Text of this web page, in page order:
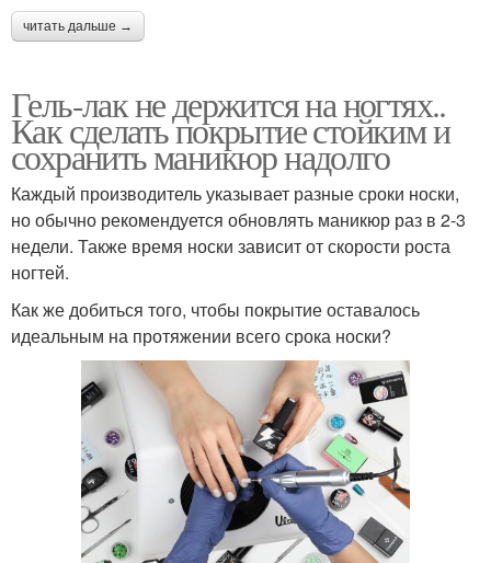
читать дальше →
Гель-лак не держится на ногтях..
Как сделать покрытие стойким и
сохранить маникюр надолго
Каждый производитель указывает разные сроки носки,
но обычно рекомендуется обновлять маникюр раз в 2-3
недели. Также время носки зависит от скорости роста
ногтей.
Как же добиться того, чтобы покрытие оставалось
идеальным на протяжении всего срока носки?